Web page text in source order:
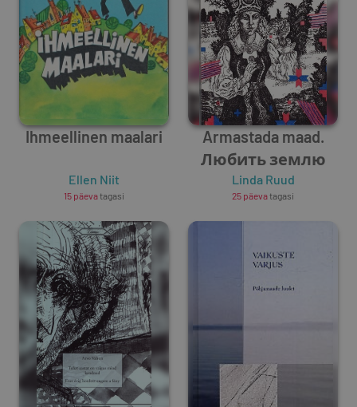
Ihmeellinen maalari
Ellen Niit
15 päevatagasi
Armastada maad.
Любить землю
Linda Ruud
25 päevatagasi